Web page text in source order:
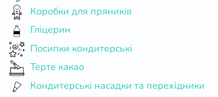
Коробки для пряників
Гліцерин
Посипки кондитерські
Терте какао
Кондитерські насадки та перехідники